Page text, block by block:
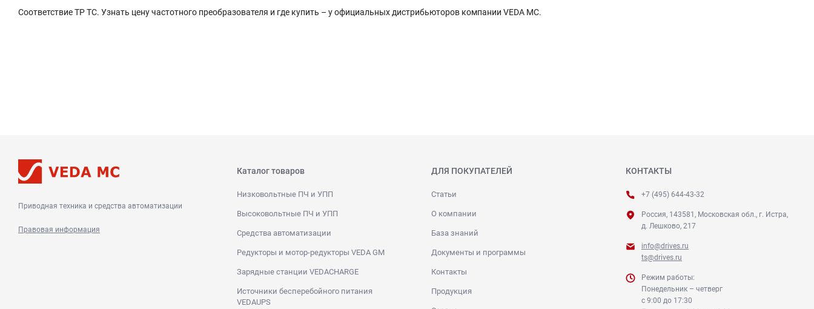
Соответствие ТР ТС. Узнать цену частотного преобразователя и где купить – у официальных дистрибьюторов компании VEDA MC.
Приводная техника и средства автоматизации
Правовая информация
Каталог товаров
Низковольтные ПЧ и УПП
Высоковольтные ПЧ и УПП
Средства автоматизации
Редукторы и мотор-редукторы VEDA GM
Зарядные станции VEDACHARGE
Источники бесперебойного питания
VEDAUPS
ДЛЯ ПОКУПАТЕЛЕЙ
Статьи
О компании
База знаний
Документы и программы
Контакты
Продукция
КОНТАКТЫ
+7 (495) 644-43-32
Россия, 143581, Московская обл., г. Истра,
д. Лешково, 217
info@drives.ru
ts@drives.ru
Режим работы:
Понедельник – четверг
с 9:00 до 17:30